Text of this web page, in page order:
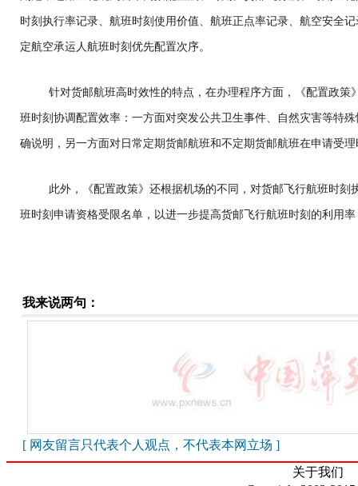
时刻执行率记录、航班时刻使用价值、航班正点率记录、航空安全
定航空承运人航班时刻优先配置次序。
针对货邮航班高时效性的特点，在办理程序方面，《配置政策
班时刻协调配置效率：一方面对突发公共卫生事件、自然灾害等特
确说明，另一方面对日常定期货邮航班和不定期货邮航班在申请受
此外，《配置政策》还根据机场的不同，对货邮飞行航班时刻
班时刻申请资格受限名单，以进一步提高货邮飞行航班时刻的利用
我来说两句：
[ 网友留言只代表个人观点，不代表本网立场 ]
关于我们